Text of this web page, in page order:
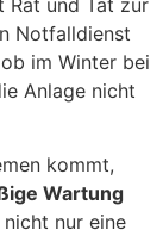
Rat und Tat zur
Notfalldienst
im Winter bei
Anlage nicht
kommt,
Wartung
nur eine